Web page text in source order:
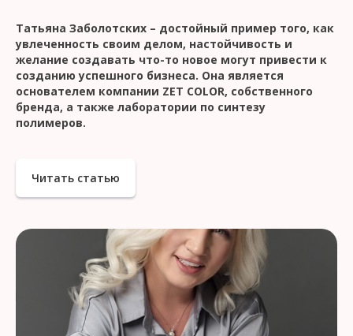
Татьяна Заболотских – достойный пример того, как
увлеченность своим делом, настойчивость и
желание создавать что-то новое могут привести к
созданию успешного бизнеса. Она является
основателем компании ZET COLOR, собственного
бренда, а также лаборатории по синтезу
полимеров.
Читать статью